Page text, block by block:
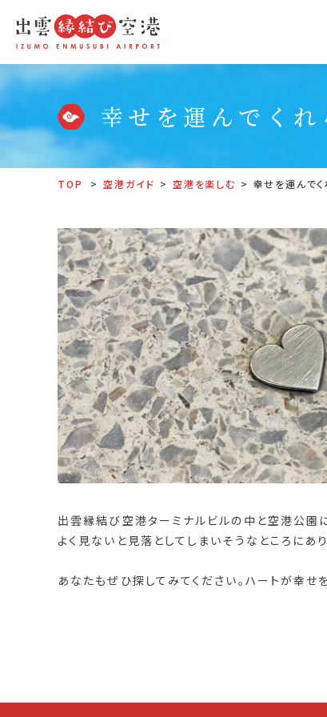
幸せを運んでくれ
TOP 空港ガイド 空港を楽しむ 幸せを運んで
出雲縁結び空港ターミナルビルの中と空港公園
よく見ないと見落としてしまいそうなところにあ
あなたもぜひ探してみてください。ハートが幸せ